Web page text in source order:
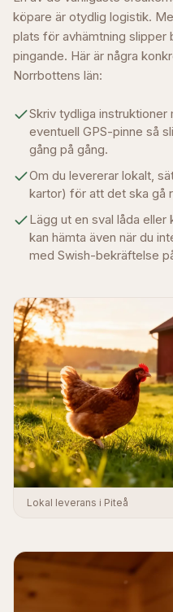
köpare är otydlig logistik.
plats för avhämtning
pingande. Här är några
Norrbottens län:
Skriv tydliga
eventuell GPS-pinne så
gång på gång.
Om du levererar lokalt,
kartor) för att det ska gå
Lägg ut en sval låda
kan hämta även när du
med Swish-bekräftelse
Lokal leverans i Piteå